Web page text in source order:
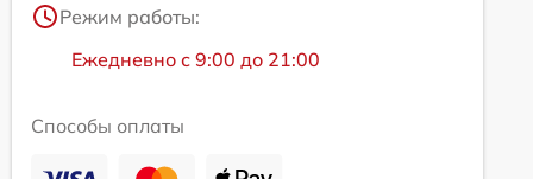
Режим работы:
Ежедневно с 9:00 до 21:00
Способы оплаты